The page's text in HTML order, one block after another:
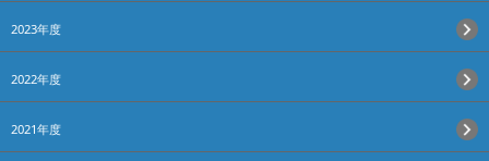
2023年度
2022年度
2021年度